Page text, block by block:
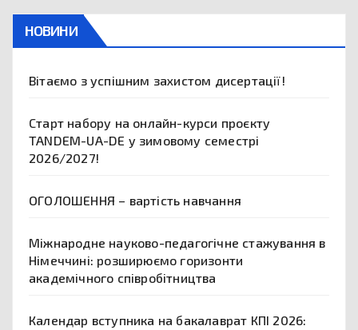
НОВИНИ
Вітаємо з успішним захистом дисертації!
Старт набору на онлайн-курси проєкту
TANDEM-UA-DE у зимовому семестрі
2026/2027!
ОГОЛОШЕННЯ – вартість навчання
Міжнародне науково-педагогічне стажування в
Німеччині: розширюємо горизонти
академічного співробітництва
Календар вступника на бакалаврат КПІ 2026: